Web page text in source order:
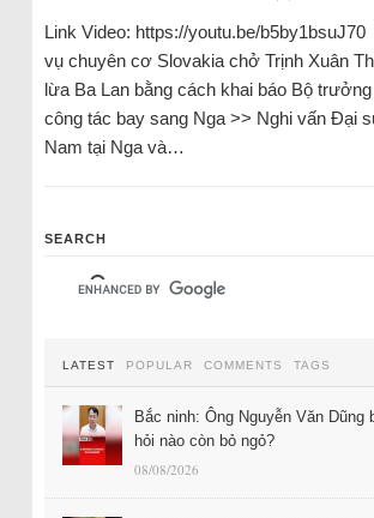
Link Video: https://youtu.be/
vụ chuyên cơ Slovakia chở Trịnh Xuân
lừa Ba Lan bằng cách khai báo Bộ
công tác bay sang Nga >> Nghi vấn Đại
Nam tại Nga và…
SEARCH
LATEST POPULAR COMMENTS TAGS
Bắc ninh: Ông Nguyễn Văn Dũng
hỏi nào còn bỏ ngỏ?
08/08/2026